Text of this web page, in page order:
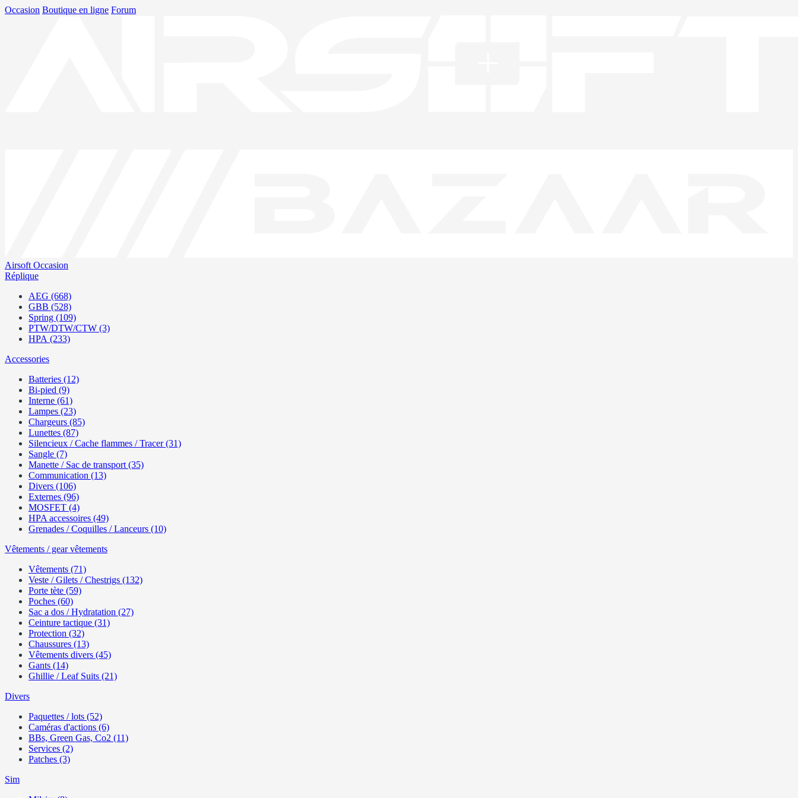
Occasion Boutique en ligne Forum
Airsoft Occasion
Réplique
AEG (668)
GBB (528)
Spring (109)
PTW/DTW/CTW (3)
HPA (233)
Accessories
Batteries (12)
Bi-pied (9)
Interne (61)
Lampes (23)
Chargeurs (85)
Lunettes (87)
Silencieux / Cache flammes / Tracer (31)
Sangle (7)
Manette / Sac de transport (35)
Communication (13)
Divers (106)
Externes (96)
MOSFET (4)
HPA accessoires (49)
Grenades / Coquilles / Lanceurs (10)
Vêtements / gear vêtements
Vêtements (71)
Veste / Gilets / Chestrigs (132)
Porte tète (59)
Poches (60)
Sac a dos / Hydratation (27)
Ceinture tactique (31)
Protection (32)
Chaussures (13)
Vêtements divers (45)
Gants (14)
Ghillie / Leaf Suits (21)
Divers
Paquettes / lots (52)
Caméras d'actions (6)
BBs, Green Gas, Co2 (11)
Services (2)
Patches (3)
Sim